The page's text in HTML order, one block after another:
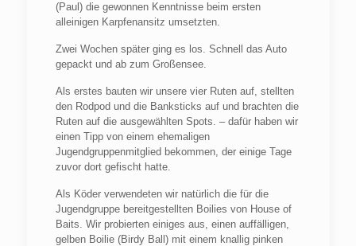
(Paul) die gewonnen Kenntnisse beim ersten
alleinigen Karpfenansitz umsetzten.
Zwei Wochen später ging es los. Schnell das Auto
gepackt und ab zum Großensee.
Als erstes bauten wir unsere vier Ruten auf, stellten
den Rodpod und die Banksticks auf und brachten die
Ruten auf die ausgewählten Spots. – dafür haben wir
einen Tipp von einem ehemaligen
Jugendgruppenmitglied bekommen, der einige Tage
zuvor dort gefischt hatte.
Als Köder verwendeten wir natürlich die für die
Jugendgruppe bereitgestellten Boilies von House of
Baits. Wir probierten einiges aus, einen auffälligen,
gelben Boilie (Birdy Ball) mit einem knallig pinken